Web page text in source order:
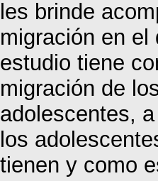
les brinde
migración en el
estudio tiene
migración de
adolescentes,
los
tienen y como